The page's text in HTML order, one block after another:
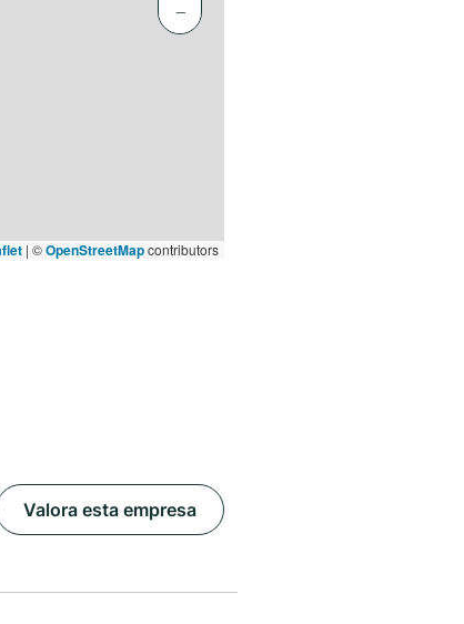
−
| ©OpenStreetMapcontributors
Valora esta empresa